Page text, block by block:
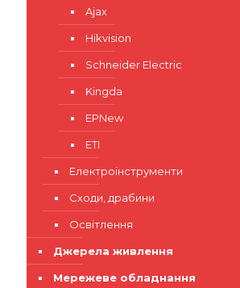
Ajax
Hikvision
Schneider Electric
Kingda
EPNew
ETI
Електроінструменти
Сходи, драбини
Освітлення
Джерела живлення
Мережеве обладнання